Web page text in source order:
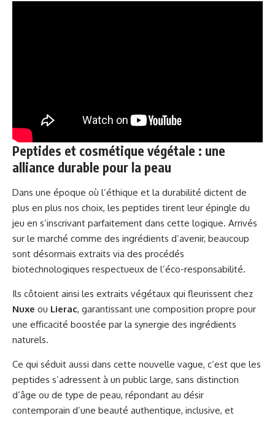
Peptides et cosmétique végétale : une
alliance durable pour la peau
Dans une époque où l’éthique et la durabilité dictent de
plus en plus nos choix, les peptides tirent leur épingle du
jeu en s’inscrivant parfaitement dans cette logique. Arrivés
sur le marché comme des ingrédients d’avenir, beaucoup
sont désormais extraits via des procédés
biotechnologiques respectueux de l’éco-responsabilité.
Ils côtoient ainsi les extraits végétaux qui fleurissent chez
Nuxe ou Lierac, garantissant une composition propre pour
une efficacité boostée par la synergie des ingrédients
naturels.
Ce qui séduit aussi dans cette nouvelle vague, c’est que les
peptides s’adressent à un public large, sans distinction
d’âge ou de type de peau, répondant au désir
contemporain d’une beauté authentique, inclusive, et